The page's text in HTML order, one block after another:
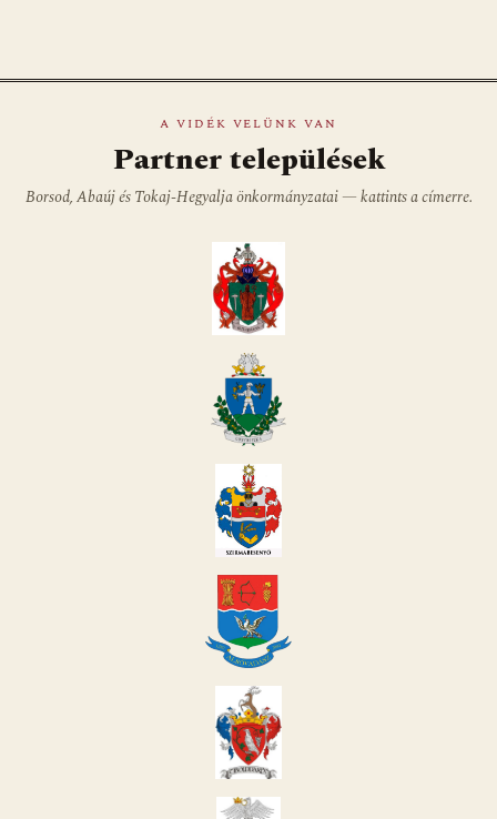
A VIDÉK VELÜNK VAN
Partner települések
Borsod, Abaúj és Tokaj-Hegyalja önkormányzatai — kattints a címerre.